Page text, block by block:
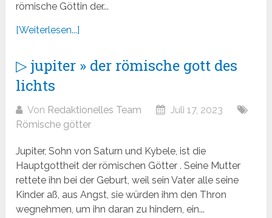
römische Göttin der...
[Weiterlesen...]
▷ jupiter » der römische gott des
lichts
Von Redaktionelles Team
Juli 17, 2023
Römische götter
Jupiter, Sohn von Saturn und Kybele, ist die
Hauptgottheit der römischen Götter . Seine Mutter
rettete ihn bei der Geburt, weil sein Vater alle seine
Kinder aß, aus Angst, sie würden ihm den Thron
wegnehmen, um ihn daran zu hindern, ein...